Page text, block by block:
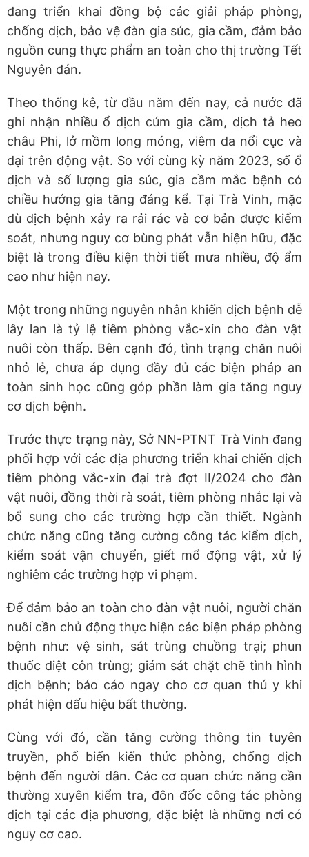
đang triển khai đồng bộ các giải pháp phòng,
chống dịch, bảo vệ đàn gia súc, gia cầm, đảm bảo
nguồn cung thực phẩm an toàn cho thị trường Tết
Nguyên đán.
Theo thống kê, từ đầu năm đến nay, cả nước đã
ghi nhận nhiều ổ dịch cúm gia cầm, dịch tả heo
châu Phi, lở mồm long móng, viêm da nổi cục và
dại trên động vật. So với cùng kỳ năm 2023, số ổ
dịch và số lượng gia súc, gia cầm mắc bệnh có
chiều hướng gia tăng đáng kể. Tại Trà Vinh, mặc
dù dịch bệnh xảy ra rải rác và cơ bản được kiểm
soát, nhưng nguy cơ bùng phát vẫn hiện hữu, đặc
biệt là trong điều kiện thời tiết mưa nhiều, độ ẩm
cao như hiện nay.
Một trong những nguyên nhân khiến dịch bệnh dễ
lây lan là tỷ lệ tiêm phòng vắc-xin cho đàn vật
nuôi còn thấp. Bên cạnh đó, tình trạng chăn nuôi
nhỏ lẻ, chưa áp dụng đầy đủ các biện pháp an
toàn sinh học cũng góp phần làm gia tăng nguy
cơ dịch bệnh.
Trước thực trạng này, Sở NN-PTNT Trà Vinh đang
phối hợp với các địa phương triển khai chiến dịch
tiêm phòng vắc-xin đại trà đợt II/2024 cho đàn
vật nuôi, đồng thời rà soát, tiêm phòng nhắc lại và
bổ sung cho các trường hợp cần thiết. Ngành
chức năng cũng tăng cường công tác kiểm dịch,
kiểm soát vận chuyển, giết mổ động vật, xử lý
nghiêm các trường hợp vi phạm.
Để đảm bảo an toàn cho đàn vật nuôi, người chăn
nuôi cần chủ động thực hiện các biện pháp phòng
bệnh như: vệ sinh, sát trùng chuồng trại; phun
thuốc diệt côn trùng; giám sát chặt chẽ tình hình
dịch bệnh; báo cáo ngay cho cơ quan thú y khi
phát hiện dấu hiệu bất thường.
Cùng với đó, cần tăng cường thông tin tuyên
truyền, phổ biến kiến thức phòng, chống dịch
bệnh đến người dân. Các cơ quan chức năng cần
thường xuyên kiểm tra, đôn đốc công tác phòng
dịch tại các địa phương, đặc biệt là những nơi có
nguy cơ cao.